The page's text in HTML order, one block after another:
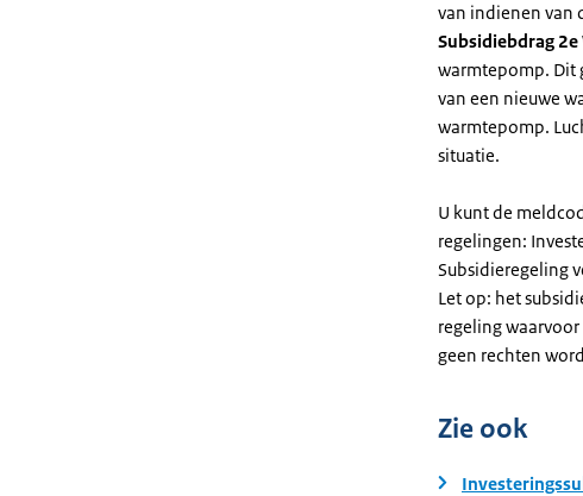
van indienen van
Subsidiebdrag
warmtepomp. Dit
van een nieuwe
warmtepomp.
situatie.
U kunt de
regelingen:
Subsidieregeling
Let op: het
regeling
geen rechten
Zie ook